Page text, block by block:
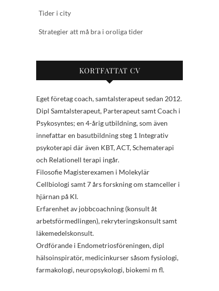
Tider i city
Strategier att må bra i oroliga tider
KORTFATTAT CV
Eget företag coach, samtalsterapeut sedan 2012.
Dipl Samtalsterapeut, Parterapeut samt Coach i
Psykosyntes; en 4-årig utbildning, som även
innefattar en basutbildning steg 1 Integrativ
psykoterapi där även KBT, ACT, Schematerapi
och Relationell terapi ingår.
Filosofie Magisterexamen i Molekylär
Cellbiologi samt 7 års forskning om stamceller i
hjärnan på KI.
Erfarenhet av jobbcoachning (konsult åt
arbetsförmedlingen), rekryteringskonsult samt
läkemedelskonsult.
Ordförande i Endometriosföreningen, dipl
hälsoinspiratör, medicinkurser såsom fysiologi,
farmakologi, neuropsykologi, biokemi m fl.